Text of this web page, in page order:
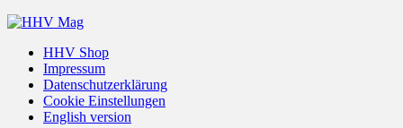
HHV Shop
Impressum
Datenschutzerklärung
Cookie Einstellungen
English version